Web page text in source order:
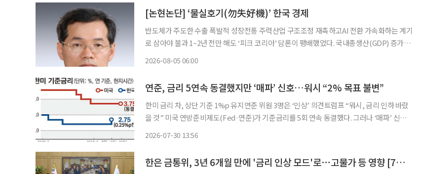
[논현논단] ‘물실호기(勿失好機)’ 한국 경제
반도체가 주도한 수출 폭발적 성장전통 주력산업 구조조정 재촉하고AI 전환 가속화하는 계기
로 삼아야 불과 1~2년 전만 해도 ‘피크 코리아’ 담론이 팽배했었다. 국내총생산(GDP) 증가율
2026-08-05 06:00
연준, 금리 5연속 동결했지만 ‘매파’ 신호…워시 “2% 목표 불변”
한미 금리 차, 상단 기준 1%p 유지연준 위원 3명은 ‘인상’ 의견트럼프 “워시, 금리 인하 바랐
을 것” 미국 연방준비제도(Fed·연준)가 기준금리를 5회 연속 동결했다. 그러나 ‘매파’ 신호
2026-07-30 13:56
한은 금통위, 3년 6개월 만에 '금리 인상 모드'로⋯고물가 등 영향 [7월 금통위]